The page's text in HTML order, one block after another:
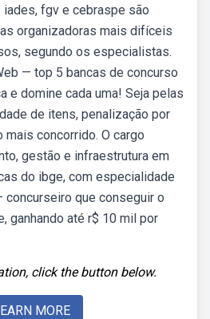
fgv e cebraspe são
organizadoras mais difíceis
segundo os especialistas.
— top 5 bancas de concurso
e domine cada uma! Seja pelas
de itens, penalização por
mais concorrido. O cargo
gestão e infraestrutura em
do ibge, com especialidade
concurseiro que conseguir o
ganhando até r$ 10 mil por
click the button below.
MORE